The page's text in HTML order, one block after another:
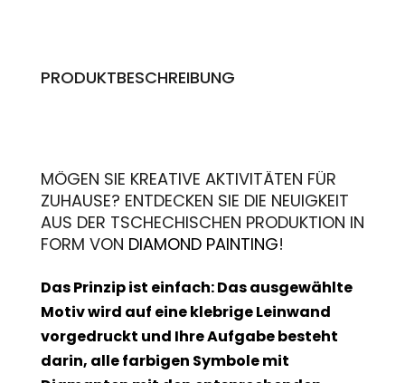
PRODUKTBESCHREIBUNG
MÖGEN SIE KREATIVE AKTIVITÄTEN FÜR
ZUHAUSE? ENTDECKEN SIE DIE NEUIGKEIT
AUS DER TSCHECHISCHEN PRODUKTION IN
FORM VON DIAMOND PAINTING!
Das Prinzip ist einfach: Das ausgewählte
Motiv wird auf eine klebrige Leinwand
vorgedruckt und Ihre Aufgabe besteht
darin, alle farbigen Symbole mit